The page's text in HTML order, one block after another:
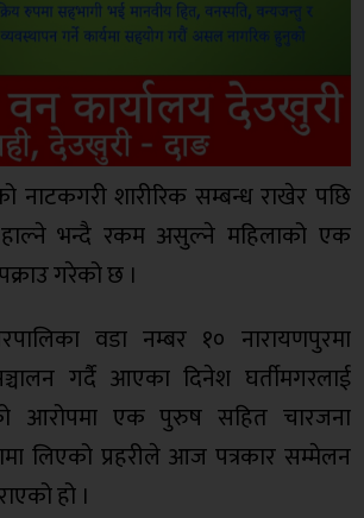
नाटकगरी शारीरिक सम्बन्ध राखेर पछि
हाल्ने भन्दै रकम असुल्ने महिलाको एक
गरेको छ ।
वडा नम्बर १० नारायणपुरमा
गर्दै आएका दिनेश घर्तीमगरलाई
आरोपमा एक पुरुष सहित चारजना
लिएको प्रहरीले आज पत्रकार सम्मेलन
हो ।